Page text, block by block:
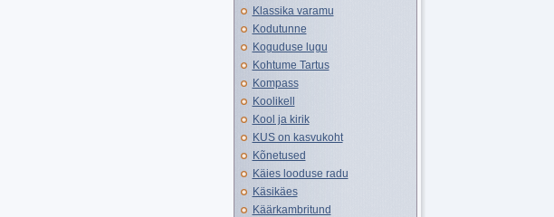
Klassika varamu
Kodutunne
Koguduse lugu
Kohtume Tartus
Kompass
Koolikell
Kool ja kirik
KUS on kasvukoht
Kõnetused
Käies looduse radu
Käsikäes
Käärkambritund